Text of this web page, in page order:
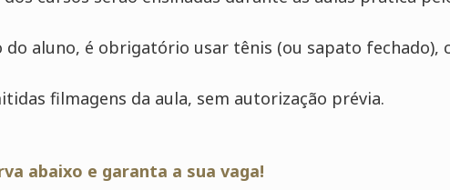
do aluno, é obrigatório usar tênis (ou sapato fechado),
filmagens da aula, sem autorização prévia.
abaixo e garanta a sua vaga!